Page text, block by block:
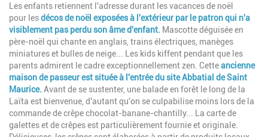
Les enfants retiennent l'adresse durant les vacances de noël
pour lesdécos de noël exposées à l'extérieur par le patron qui n'a
visiblement pas perdu son âme d'enfant. Mascotte déguisée en
père-noël qui chante en anglais, trains électriques, manèges
miniatures et bulles de neige... Les kids kiffent pendant que les
parents admirent le cadre exceptionnellement zen. Cetteancienne
maison de passeur est située à l'entrée du site Abbatial de Saint
Maurice. Avant de se sustenter, une balade en forêt le long de la
Laïta est bienvenue, d'autant qu'on se culpabilise moins lors de la
commande de crêpe chocolat-banane-chantilly... La carte de
galettes et de crêpes est particulièrement fournie et originale.